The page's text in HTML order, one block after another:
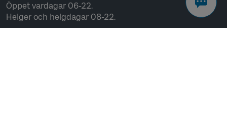
Öppet vardagar 06-22.
Helger och helgdagar 08-22.